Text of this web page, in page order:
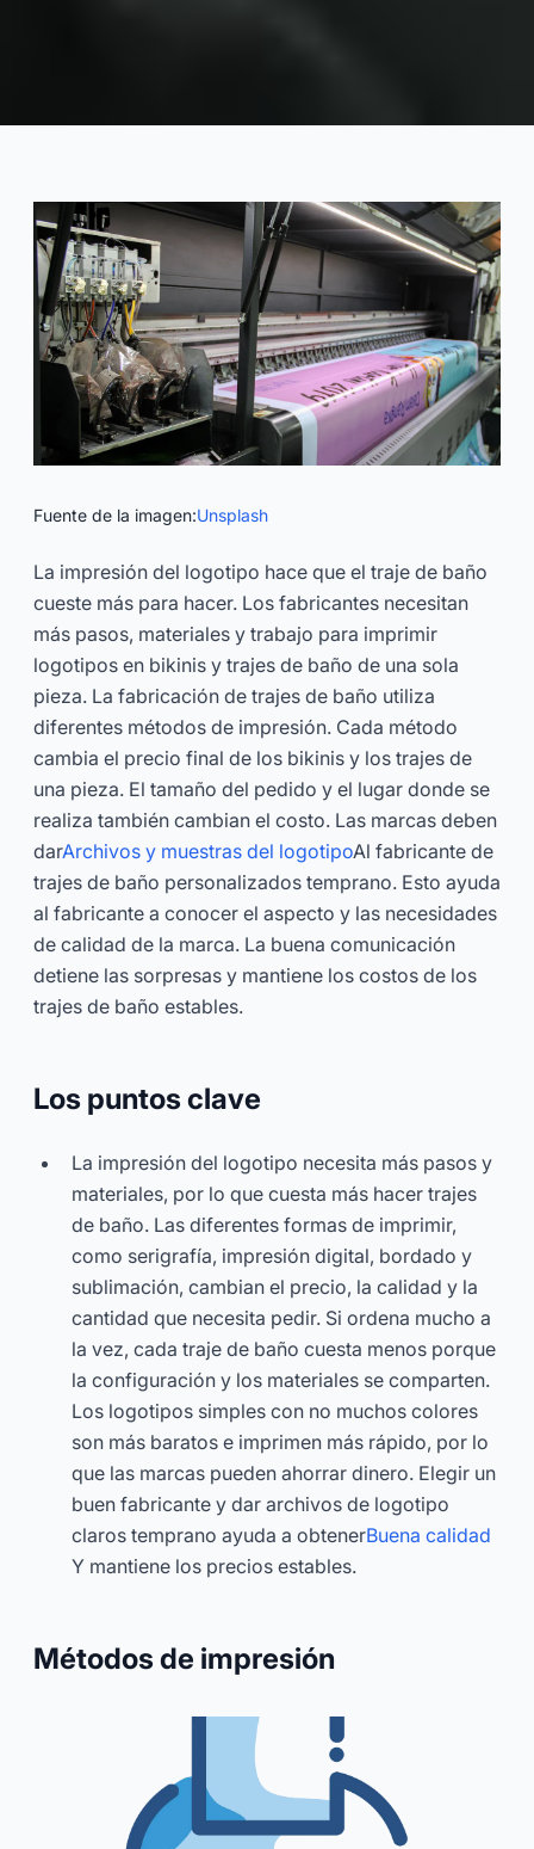
fabricación de trajes de baño
2025-08 Nan
Consultar Ahora
Fuente de la imagen:Unsplash
La impresión del logotipo hace que el traje de baño
cueste más para hacer. Los fabricantes necesitan
más pasos, materiales y trabajo para imprimir
logotipos en bikinis y trajes de baño de una sola
pieza. La fabricación de trajes de baño utiliza
diferentes métodos de impresión. Cada método
cambia el precio final de los bikinis y los trajes de
una pieza. El tamaño del pedido y el lugar donde se
realiza también cambian el costo. Las marcas deben
darArchivos y muestras del logotipoAl fabricante de
trajes de baño personalizados temprano. Esto ayuda
al fabricante a conocer el aspecto y las necesidades
de calidad de la marca. La buena comunicación
detiene las sorpresas y mantiene los costos de los
trajes de baño estables.
Los puntos clave
La impresión del logotipo necesita más pasos y
materiales, por lo que cuesta más hacer trajes
de baño. Las diferentes formas de imprimir,
como serigrafía, impresión digital, bordado y
sublimación, cambian el precio, la calidad y la
cantidad que necesita pedir. Si ordena mucho a
la vez, cada traje de baño cuesta menos porque
la configuración y los materiales se comparten.
Los logotipos simples con no muchos colores
son más baratos e imprimen más rápido, por lo
que las marcas pueden ahorrar dinero. Elegir un
buen fabricante y dar archivos de logotipo
claros temprano ayuda a obtenerBuena calidad
Y mantiene los precios estables.
Métodos de impresión